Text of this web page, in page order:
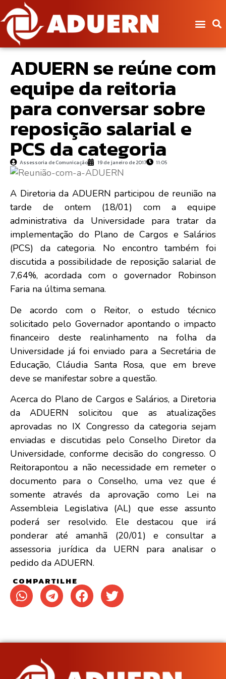
ADUERN se reúne com
equipe da reitoria
para conversar sobre
reposição salarial e
PCS da categoria
Assessoria de Comunicação 19 de janeiro de 2017 11:05
A Diretoria da ADUERN participou de reunião na
tarde de ontem (18/01) com a equipe
administrativa da Universidade para tratar da
implementação do Plano de Cargos e Salários
(PCS) da categoria. No encontro também foi
discutida a possibilidade de reposição salarial de
7,64%, acordada com o governador Robinson
Faria na última semana.
De acordo com o Reitor, o estudo técnico
solicitado pelo Governador apontando o impacto
financeiro deste realinhamento na folha da
Universidade já foi enviado para a Secretária de
Educação, Cláudia Santa Rosa, que em breve
deve se manifestar sobre a questão.
Acerca do Plano de Cargos e Salários, a Diretoria
da ADUERN solicitou que as atualizações
aprovadas no IX Congresso da categoria sejam
enviadas e discutidas pelo Conselho Diretor da
Universidade, conforme decisão do congresso. O
Reitorapontou a não necessidade em remeter o
documento para o Conselho, uma vez que é
somente através da aprovação como Lei na
Assembleia Legislativa (AL) que esse assunto
poderá ser resolvido. Ele destacou que irá
ponderar até amanhã (20/01) e consultar a
assessoria jurídica da UERN para analisar o
pedido da ADUERN.
COMPARTILHE